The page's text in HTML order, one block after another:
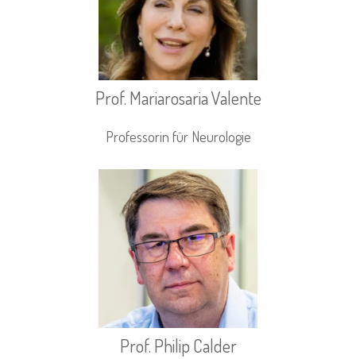
Prof. Mariarosaria Valente
Professorin für Neurologie
Prof. Philip Calder